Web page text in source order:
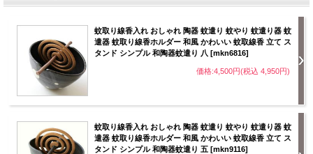
蚊取り線香入れ おしゃれ 陶器 蚊遣り 蚊やり 蚊遣り器 蚊
遣器 蚊取り線香ホルダー 和風 かわいい 蚊取線香 立て ス
タンド シンプル 和陶器蚊遣り 八 [mkn6816]
価格:4,500円(税込 4,950円)
蚊取り線香入れ おしゃれ 陶器 蚊遣り 蚊やり 蚊遣り器 蚊
遣器 蚊取り線香ホルダー 和風 かわいい 蚊取線香 立て ス
タンド シンプル 和陶器蚊遣り 五 [mkn9116]